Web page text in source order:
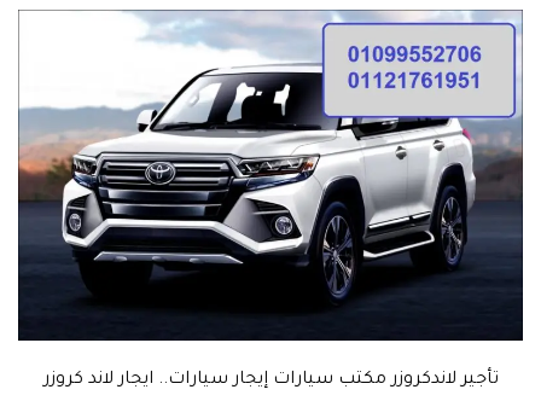
تأجير لاندكروزر مكتب سيارات إيجار سيارات.. ايجار لاند كروزر